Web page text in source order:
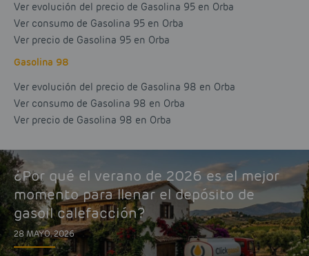
Ver evolución del precio de Gasolina 95 en Orba
Ver consumo de Gasolina 95 en Orba
Ver precio de Gasolina 95 en Orba
Gasolina 98
Ver evolución del precio de Gasolina 98 en Orba
Ver consumo de Gasolina 98 en Orba
Ver precio de Gasolina 98 en Orba
¿Por qué el verano de 2026 es el mejor
momento para llenar el depósito de
gasoil calefacción?
28 MAYO, 2026